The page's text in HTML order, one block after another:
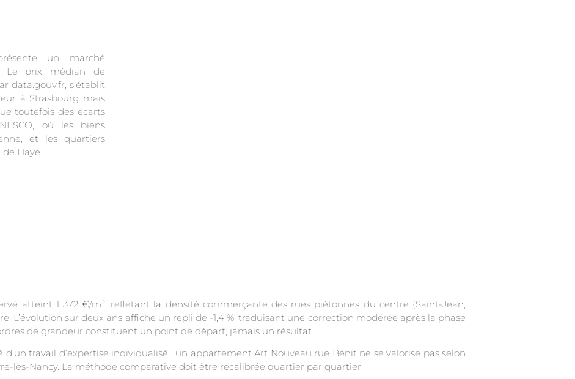
un marché
Le prix médian de
data.gouv.fr, s’établit
à Strasbourg mais
toutefois des écarts
où les biens
et les quartiers
Haye.
atteint 1 372 €/m², reflétant la densité commerçante des rues piétonnes du centre (Saint-Jean,
L’évolution sur deux ans affiche un repli de -1,4 %, traduisant une correction modérée après la phase
de grandeur constituent un point de départ, jamais un résultat.
travail d’expertise individualisé : un appartement Art Nouveau rue Bénit ne se valorise pas selon
lès-Nancy. La méthode comparative doit être recalibrée quartier par quartier.